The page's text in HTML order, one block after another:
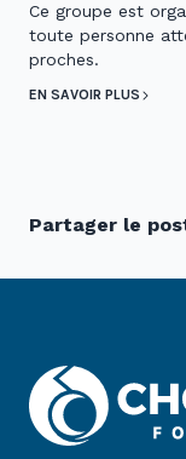
Ce groupe est
toute personne
proches.
EN SAVOIR PLUS
Partager le